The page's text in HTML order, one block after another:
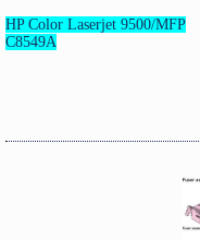
HP Color Laserjet 9500/MFP
C8549A